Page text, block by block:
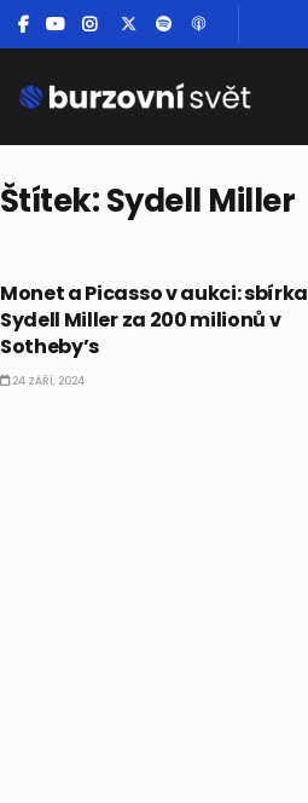
Štítek:Sydell Miller
Monet a Picasso v aukci: sbírka
Sydell Miller za 200 milionů v
Sotheby’s
24 ZÁŘÍ, 2024